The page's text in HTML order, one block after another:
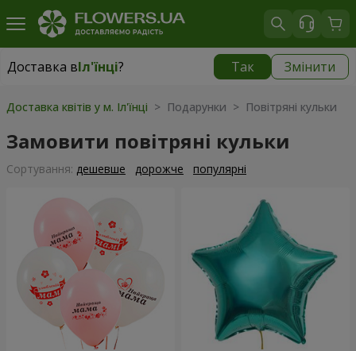
Доставка вІл'їнці? Так Змінити
Доставка вІл'їнці|
Доставка квітів у м. Іл'їнці > Подарунки > Повітряні кульки
Замовити повітряні кульки
Сортування: дешевше дорожче популярні